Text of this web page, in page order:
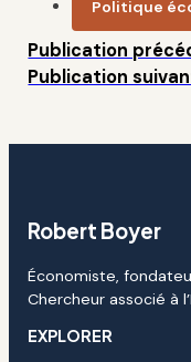
Politique
Publication
Publication
Robert Boyer
Économiste,
Chercheur associé à
EXPLORER